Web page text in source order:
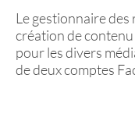
Le gestionnaire
création de
pour les divers
de deux comptes